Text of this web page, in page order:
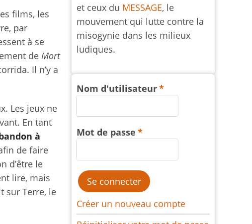
films, les
par
à se
de Mort
Il n’y a
Les jeux ne
En tant
à
de faire
d’être le
lire, mais
sur Terre, le
et ceux du MESSAGE, le
mouvement qui lutte contre la
misogynie dans les milieux
ludiques.
Nom d'utilisateur
Mot de passe
Créer un nouveau compte